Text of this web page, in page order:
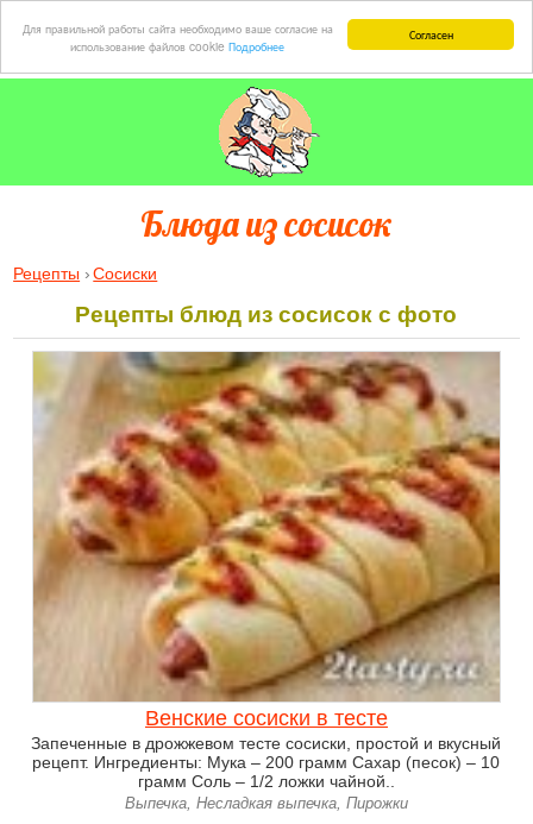
Согласен
Для правильной работы сайта необходимо ваше согласие на
использование файлов cookie Подробнее
Блюда из сосисок
Рецепты Сосиски
Рецепты блюд из сосисок с фото
Венские сосиски в тесте
Запеченные в дрожжевом тесте сосиски, простой и вкусный
рецепт. Ингредиенты: Мука – 200 грамм Сахар (песок) – 10
грамм Соль – 1/2 ложки чайной..
Выпечка, Несладкая выпечка, Пирожки